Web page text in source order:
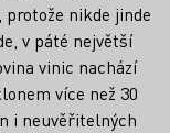
nikde jinde
v páté největší
vinic nachází
více než 30
i neuvěřitelných